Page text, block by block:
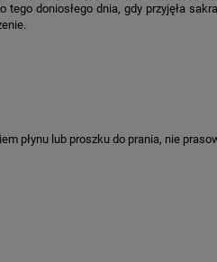
doniosłego dnia, gdy przyjęła
płynu lub proszku do prania, nie